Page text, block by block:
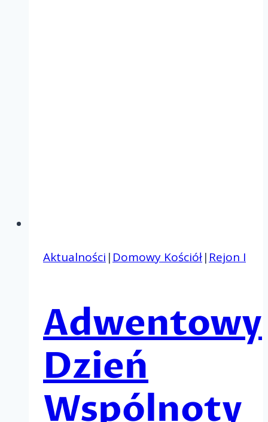
Aktualności | Domowy Kościół| Rejon I
Adwentowy
Dzień
Wspólnoty